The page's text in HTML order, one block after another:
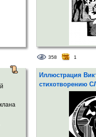
358 1
Иллюстрация
стихотворению